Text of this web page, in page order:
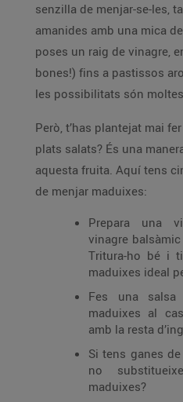
senzilla de menjar-se-les,
amanides amb una mica
poses un raig de vinagre,
bones!) fins a pastissos
les possibilitats són
Però, t’has plantejat mai
plats salats? És una
aquesta fruita. Aquí tens
de menjar maduixes:
Prepara una
vinagre
Tritura-ho bé i
maduixes ideal
Fes una
maduixes al
amb la resta
Si tens ganes
no
maduixes?